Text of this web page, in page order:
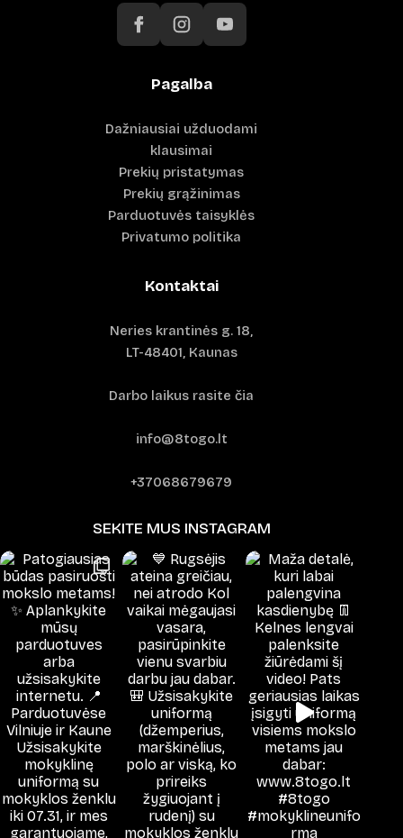
Pagalba
Dažniausiai užduodami
klausimai
Prekių pristatymas
Prekių grąžinimas
Parduotuvės taisyklės
Privatumo politika
Kontaktai
Neries krantinės g. 18,
LT-48401, Kaunas
Darbo laikus rasite čia
info@8togo.lt
+37068679679
SEKITE MUS INSTAGRAM